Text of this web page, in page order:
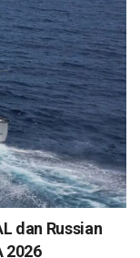
dan Russian
2026